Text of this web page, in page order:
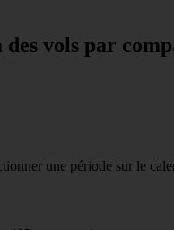
vols par
une période sur le